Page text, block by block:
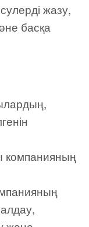
жазу,
басқа
компанияның